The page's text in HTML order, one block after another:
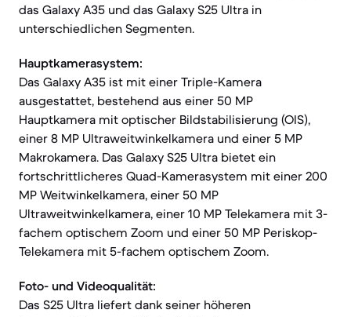
das Galaxy A35 und das Galaxy S25 Ultra in
unterschiedlichen Segmenten.
Hauptkamerasystem:
Das Galaxy A35 ist mit einer Triple-Kamera
ausgestattet, bestehend aus einer 50 MP
Hauptkamera mit optischer Bildstabilisierung (OIS),
einer 8 MP Ultraweitwinkelkamera und einer 5 MP
Makrokamera. Das Galaxy S25 Ultra bietet ein
fortschrittlicheres Quad-Kamerasystem mit einer 200
MP Weitwinkelkamera, einer 50 MP
Ultraweitwinkelkamera, einer 10 MP Telekamera mit 3-
fachem optischem Zoom und einer 50 MP Periskop-
Telekamera mit 5-fachem optischem Zoom.
Foto- und Videoqualität:
Das S25 Ultra liefert dank seiner höheren